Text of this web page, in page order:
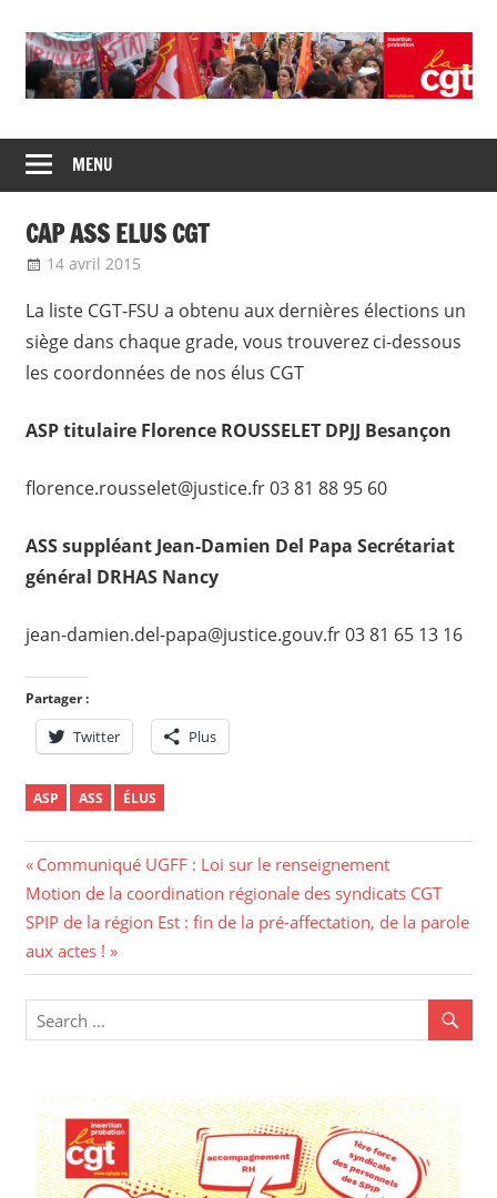
content
CGT
insertion
de
syndicats
CGT
insertion
probation
MENU
CAP ASS ELUS CGT
14 avril 2015
La liste CGT-FSU a obtenu aux dernières élections un
siège dans chaque grade, vous trouverez ci-dessous
les coordonnées de nos élus CGT
ASP titulaire Florence ROUSSELET DPJJ Besançon
florence.rousselet@justice.fr 03 81 88 95 60
ASS suppléant Jean-Damien Del Papa Secrétariat
général DRHAS Nancy
jean-damien.del-papa@justice.gouv.fr 03 81 65 13 16
Partager :
Twitter Plus
ASP ASS ÉLUS
Navigation
de
l’article
Previous
Post:
Communiqué UGFF : Loi sur le renseignement
Next
Post:
Motion de la coordination régionale des syndicats CGT
SPIP de la région Est : fin de la pré-affectation, de la parole
aux actes !